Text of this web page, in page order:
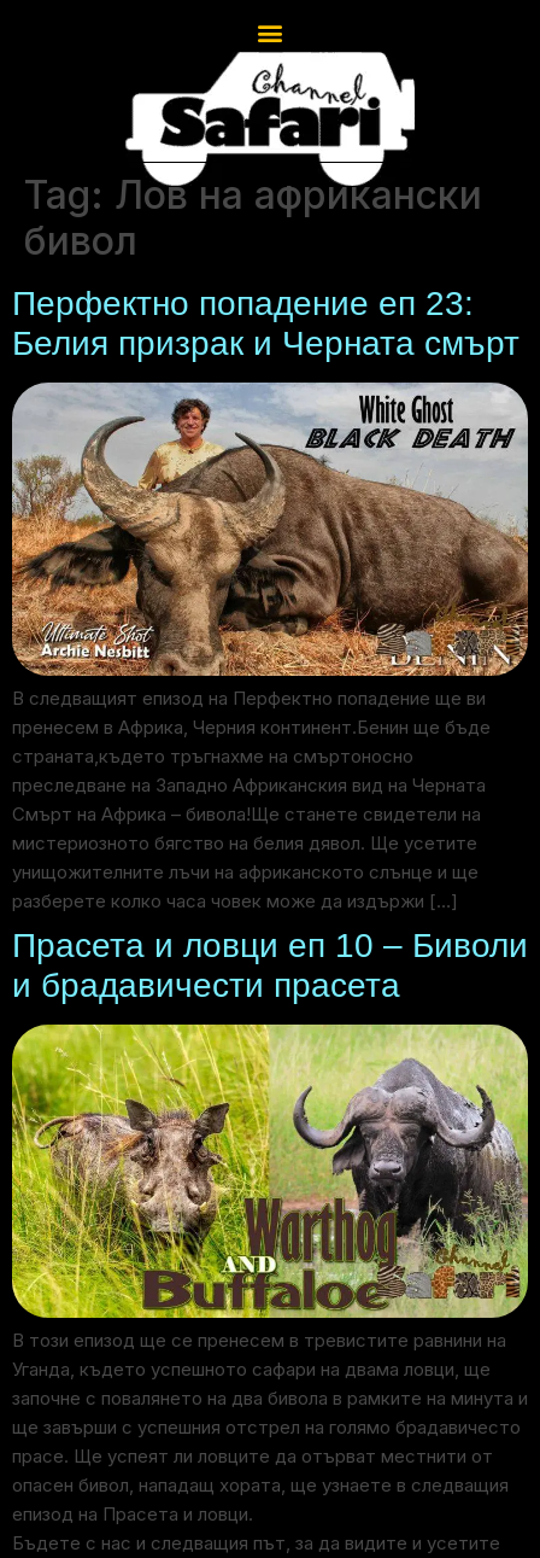
Tag: Лов на африкански
бивол
Перфектно попадение еп 23:
Белия призрак и Черната смърт
В следващият епизод на Перфектно попадение ще ви
пренесем в Африка, Черния континент.Бенин ще бъде
страната,където тръгнахме на смъртоносно
преследване на Западно Африканския вид на Черната
Смърт на Африка – бивола!Ще станете свидетели на
мистериозното бягство на белия дявол. Ще усетите
унищожителните лъчи на африканското слънце и ще
разберете колко часа човек може да издържи […]
Прасета и ловци еп 10 – Биволи
и брадавичести прасета
В този епизод ще се пренесем в тревистите равнини на
Уганда, където успешното сафари на двама ловци, ще
започне с повалянето на два бивола в рамките на минута и
ще завърши с успешния отстрел на голямо брадавичесто
прасе. Ще успеят ли ловците да отърват местнити от
опасен бивол, нападащ хората, ще узнаете в следващия
епизод на Прасета и ловци.
Бъдете с нас и следващия път, за да видите и усетите